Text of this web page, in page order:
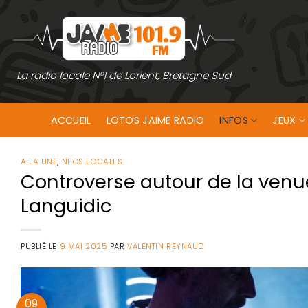
contenu
La radio locale N°1 de Lorient, Bretagne Sud
ACCUEIL LOTOS JAIME RADIO INFOS JEUX
A LA UNE,INFOS LOCALES
Controverse autour de la
Languidic
PUBLIÉ LE 9 MAI 2025 PARVALENTIN REYNAUD
09